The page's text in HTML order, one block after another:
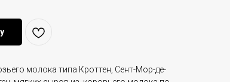
молока типа Кроттен, Сент-Мор-де-